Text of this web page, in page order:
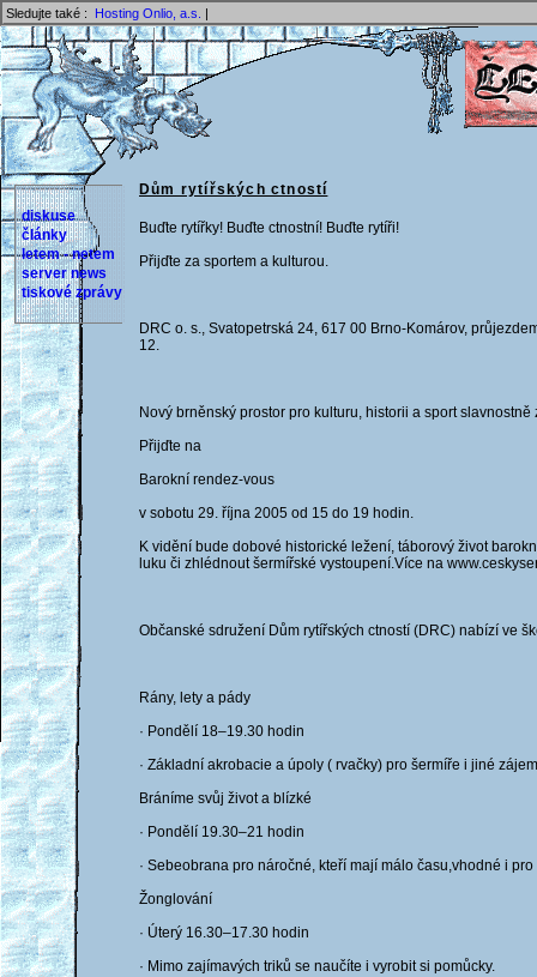
Sledujte také : Hosting Onlio, a.s. |
diskuse
články
letem - netem
server news
tiskové zprávy
Dům rytířských ctností
Buďte rytířky! Buďte ctnostní! Buďte rytíři!
Přijďte za sportem a kulturou.
DRC o. s., Svatopetrská 24, 617 00 Brno-Komárov,
12.
Nový brněnský prostor pro kulturu, historii a sport
Přijďte na
Barokní rendez-vous
v sobotu 29. října 2005 od 15 do 19 hodin.
K vidění bude dobové historické ležení, táborový život
luku či zhlédnout šermířské vystoupení.Více na
Občanské sdružení Dům rytířských ctností (DRC) nabízí ve
Rány, lety a pády
· Pondělí 18–19.30 hodin
· Základní akrobacie a úpoly ( rvačky) pro šermíře i jiné
Bráníme svůj život a blízké
· Pondělí 19.30–21 hodin
· Sebeobrana pro náročné, kteří mají málo času,vhodné i
Žonglování
· Úterý 16.30–17.30 hodin
· Mimo zajímavých triků se naučíte i vyrobit si pomůcky.